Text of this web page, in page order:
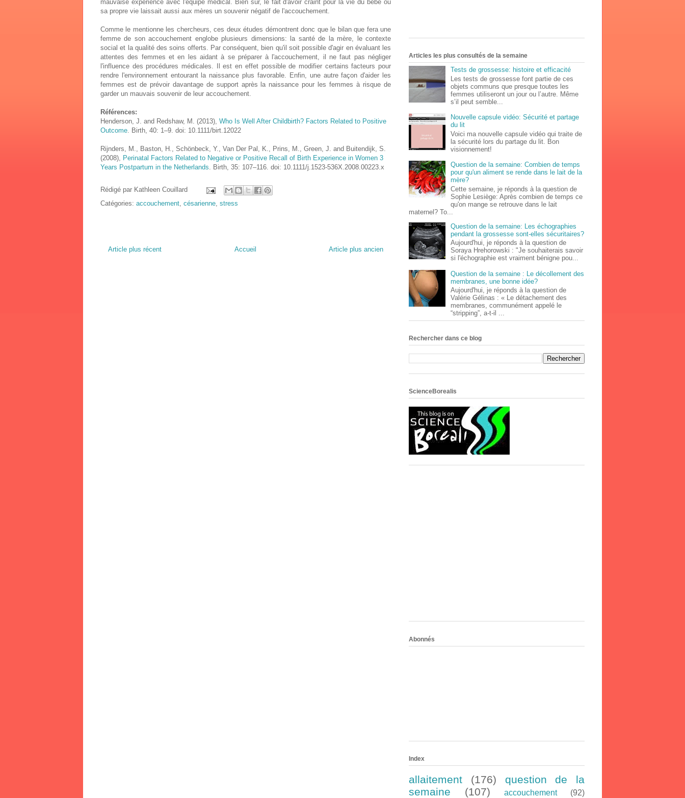
mauvaise expérience avec l'équipe médical. Bien sûr, le fait d'avoir craint pour la vie du bébé ou
sa propre vie laissait aussi aux mères un souvenir négatif de l'accouchement.
Comme le mentionne les chercheurs, ces deux études démontrent donc que le bilan que fera une
femme de son accouchement englobe plusieurs dimensions: la santé de la mère, le contexte
social et la qualité des soins offerts. Par conséquent, bien qu'il soit possible d'agir en évaluant les
attentes des femmes et en les aidant à se préparer à l'accouchement, il ne faut pas négliger
l'influence des procédures médicales. Il est en effet possible de modifier certains facteurs pour
rendre l'environnement entourant la naissance plus favorable. Enfin, une autre façon d'aider les
femmes est de prévoir davantage de support après la naissance pour les femmes à risque de
garder un mauvais souvenir de leur accouchement.
Références:
Henderson, J. and Redshaw, M. (2013), Who Is Well After Childbirth? Factors Related to Positive
Outcome. Birth, 40: 1–9. doi: 10.1111/birt.12022
Rijnders, M., Baston, H., Schönbeck, Y., Van Der Pal, K., Prins, M., Green, J. and Buitendijk, S.
(2008), Perinatal Factors Related to Negative or Positive Recall of Birth Experience in Women 3
Years Postpartum in the Netherlands. Birth, 35: 107–116. doi: 10.1111/j.1523-536X.2008.00223.x
Rédigé par Kathleen Couillard
Catégories: accouchement, césarienne, stress
Article plus récent Article plus ancien
Accueil
Articles les plus consultés de la semaine
Tests de grossesse: histoire et efficacité
Les tests de grossesse font partie de ces
objets communs que presque toutes les
femmes utiliseront un jour ou l’autre. Même
s’il peut semble...
Nouvelle capsule vidéo: Sécurité et partage
du lit
Voici ma nouvelle capsule vidéo qui traite de
la sécurité lors du partage du lit. Bon
visionnement!
Question de la semaine: Combien de temps
pour qu'un aliment se rende dans le lait de la
mère?
Cette semaine, je réponds à la question de
Sophie Lesiège: Après combien de temps ce
qu'on mange se retrouve dans le lait
maternel? To...
Question de la semaine: Les échographies
pendant la grossesse sont-elles sécuritaires?
Aujourd'hui, je réponds à la question de
Soraya Hrehorowski : "Je souhaiterais savoir
si l'échographie est vraiment bénigne pou...
Question de la semaine : Le décollement des
membranes, une bonne idée?
Aujourd'hui, je réponds à la question de
Valérie Gélinas : « Le détachement des
membranes, communément appelé le
“stripping”, a-t-il ...
Rechercher dans ce blog
ScienceBorealis
Abonnés
Index
allaitement (176)
question de la
semaine
(107) accouchement
(92)